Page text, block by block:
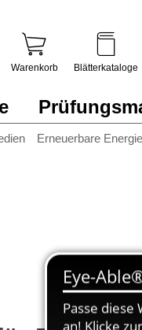
Erneuerbare
Warenkorb Blätterkataloge